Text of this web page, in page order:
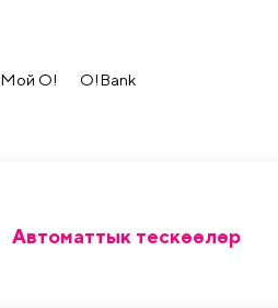
Мой О! O!Bank
Автоматтык тескөөлөр